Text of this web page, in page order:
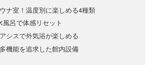
ナ室！温度別に楽しめる4種類
風呂で体感リセット
シスで外気浴が楽しめる
機能を追求した館内設備